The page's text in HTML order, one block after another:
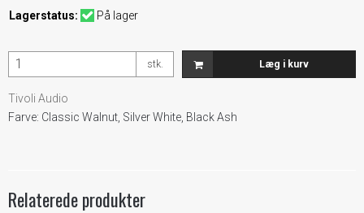
Lagerstatus: På lager
stk. Læg i kurv
Tivoli Audio
Farve: Classic Walnut, Silver White, Black Ash
Relaterede produkter